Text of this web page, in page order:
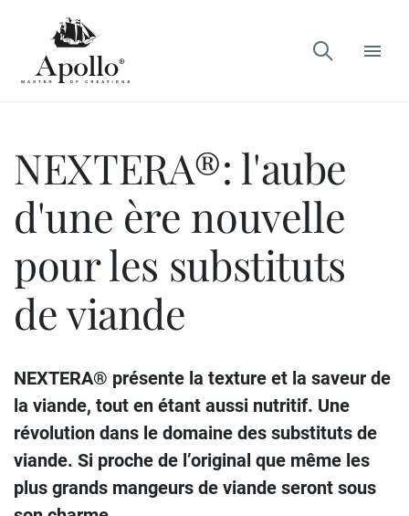

NEXTERA®: l'aube
d'une ère nouvelle
pour les substituts
de viande
NEXTERA® présente la texture et la saveur de
la viande, tout en étant aussi nutritif. Une
révolution dans le domaine des substituts de
viande. Si proche de l’original que même les
plus grands mangeurs de viande seront sous